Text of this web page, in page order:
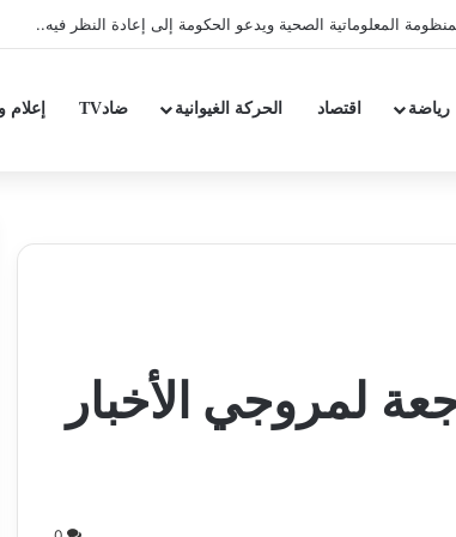
المعلوماتية الصحية ويدعو الحكومة إلى إعادة النظر فيه..
رياضة اقتصاد الحركة الغيوانية ضادTV إعلام
لمروجي الأخبار